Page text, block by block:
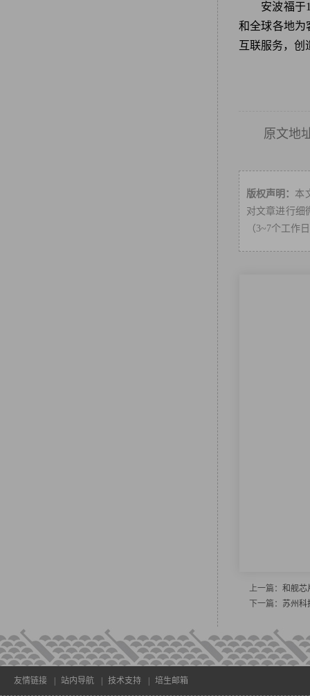
安波福于
和全球各地为
互联服务，创
原文地
版权声明： 本
对文章进行细
（3~7个工作
上一篇： 和舰芯
下一篇： 苏州科
友情链接 站内导航 技术支持 培生邮箱